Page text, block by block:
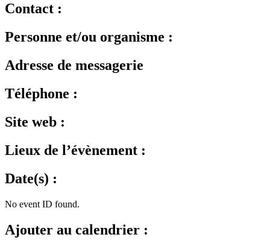
Contact :
Personne et/ou organisme :
Adresse de messagerie
Téléphone :
Site web :
Lieux de l’évènement :
Date(s) :
No event ID found.
Ajouter au calendrier :